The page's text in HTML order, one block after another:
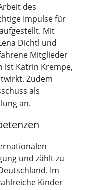
des
Impulse für
Mit
Dichtl und
Mitglieder
ist Katrin Krempe,
Zudem
als
an.
und zählt zu
Im
Kinder